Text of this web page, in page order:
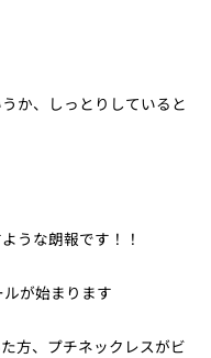
か、しっとりしていると
うな朗報です！！
が始まります
方、プチネックレスがビ